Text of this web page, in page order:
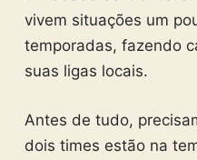
vivem situações um
temporadas, fazendo
suas ligas locais.
Antes de tudo,
dois times estão na